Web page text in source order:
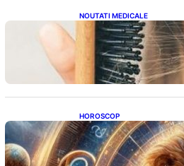
NOUTATI MEDICALE
Semnele unei
Impactul asupra
HOROSCOP
Portalul Leului 8/8:
Abundență pentru